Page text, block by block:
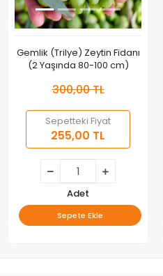
Gemlik (Trilye) Zeytin Fidanı
(2 Yaşında 80-100 cm)
300,00 TL
Sepetteki Fiyat
255,00 TL
Adet
Sepete Ekle